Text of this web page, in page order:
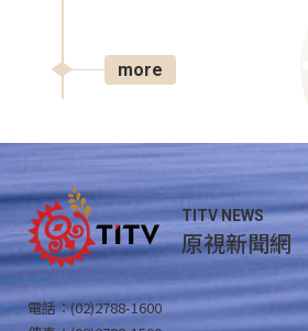
more
TITV NEWS
原視新聞網
電話：(02)2788-1600